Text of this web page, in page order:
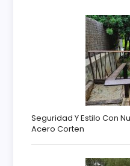
Seguridad Y Estilo Con
Acero Corten